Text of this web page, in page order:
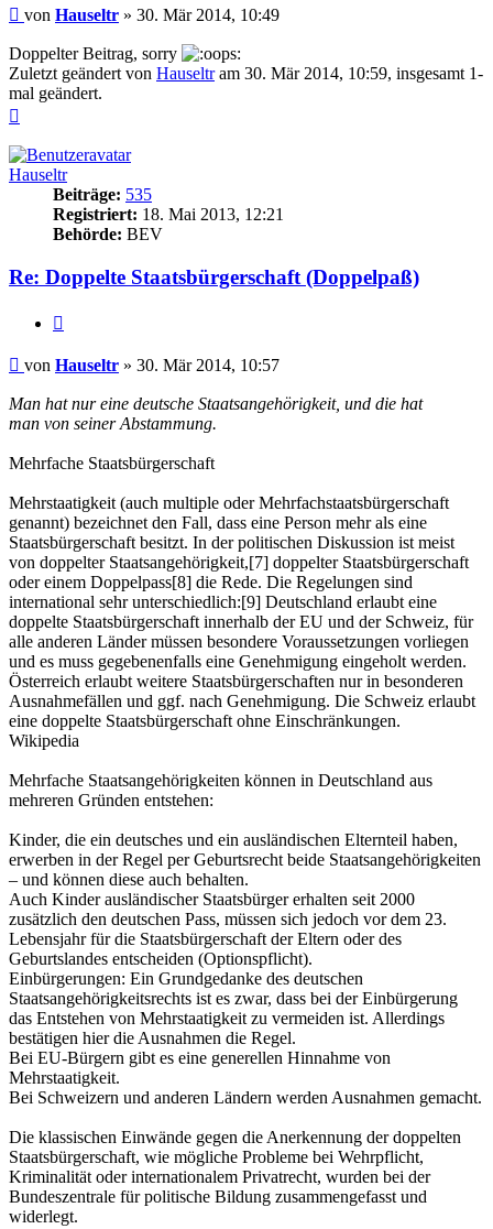
Beitrag
von Hauseltr » 30. Mär 2014, 10:49
Doppelter Beitrag, sorry
Zuletzt geändert von Hauseltram 30. Mär 2014, 10:59, insgesamt 1-
mal geändert.
Hauseltr
Beiträge: 535
Registriert: 18. Mai 2013, 12:21
Behörde: BEV
Re: Doppelte Staatsbürgerschaft (Doppelpaß)
Beitrag
von Hauseltr » 30. Mär 2014, 10:57
Man hat nur eine deutsche Staatsangehörigkeit, und die hat
man von seiner Abstammung.
Mehrfache Staatsbürgerschaft
Mehrstaatigkeit (auch multiple oder Mehrfachstaatsbürgerschaft
genannt) bezeichnet den Fall, dass eine Person mehr als eine
Staatsbürgerschaft besitzt. In der politischen Diskussion ist meist
von doppelter Staatsangehörigkeit,[7] doppelter Staatsbürgerschaft
oder einem Doppelpass[8] die Rede. Die Regelungen sind
international sehr unterschiedlich:[9] Deutschland erlaubt eine
doppelte Staatsbürgerschaft innerhalb der EU und der Schweiz, für
alle anderen Länder müssen besondere Voraussetzungen vorliegen
und es muss gegebenenfalls eine Genehmigung eingeholt werden.
Österreich erlaubt weitere Staatsbürgerschaften nur in besonderen
Ausnahmefällen und ggf. nach Genehmigung. Die Schweiz erlaubt
eine doppelte Staatsbürgerschaft ohne Einschränkungen.
Wikipedia
Mehrfache Staatsangehörigkeiten können in Deutschland aus
mehreren Gründen entstehen:
Kinder, die ein deutsches und ein ausländischen Elternteil haben,
erwerben in der Regel per Geburtsrecht beide Staatsangehörigkeiten
– und können diese auch behalten.
Auch Kinder ausländischer Staatsbürger erhalten seit 2000
zusätzlich den deutschen Pass, müssen sich jedoch vor dem 23.
Lebensjahr für die Staatsbürgerschaft der Eltern oder des
Geburtslandes entscheiden (Optionspflicht).
Einbürgerungen: Ein Grundgedanke des deutschen
Staatsangehörigkeitsrechts ist es zwar, dass bei der Einbürgerung
das Entstehen von Mehrstaatigkeit zu vermeiden ist. Allerdings
bestätigen hier die Ausnahmen die Regel.
Bei EU-Bürgern gibt es eine generellen Hinnahme von
Mehrstaatigkeit.
Bei Schweizern und anderen Ländern werden Ausnahmen gemacht.
Die klassischen Einwände gegen die Anerkennung der doppelten
Staatsbürgerschaft, wie mögliche Probleme bei Wehrpflicht,
Kriminalität oder internationalem Privatrecht, wurden bei der
Bundeszentrale für politische Bildung zusammengefasst und
widerlegt.